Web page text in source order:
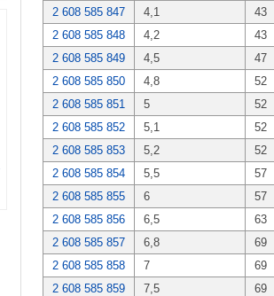
2 608 585 847
4,1 43
2 608 585 848
4,2 43
2 608 585 849
4,5 47
2 608 585 850
4,8 52
2 608 585 851
5 52
2 608 585 852
5,1 52
2 608 585 853
5,2 52
2 608 585 854
5,5 57
2 608 585 855
6 57
2 608 585 856
6,5 63
2 608 585 857
6,8 69
2 608 585 858
7 69
2 608 585 859
7,5 69